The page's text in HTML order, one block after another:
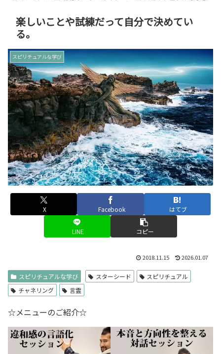
楽しいことや試練だって自分で決めてい
る。
スピリチュアルな学び
X Facebook はてブ
LINE コピー
2018.11.15 2026.01.07
スピリチュアルな学び スターシード
スピリチュアル
チャネリング
言霊
☆メニューのご紹介☆